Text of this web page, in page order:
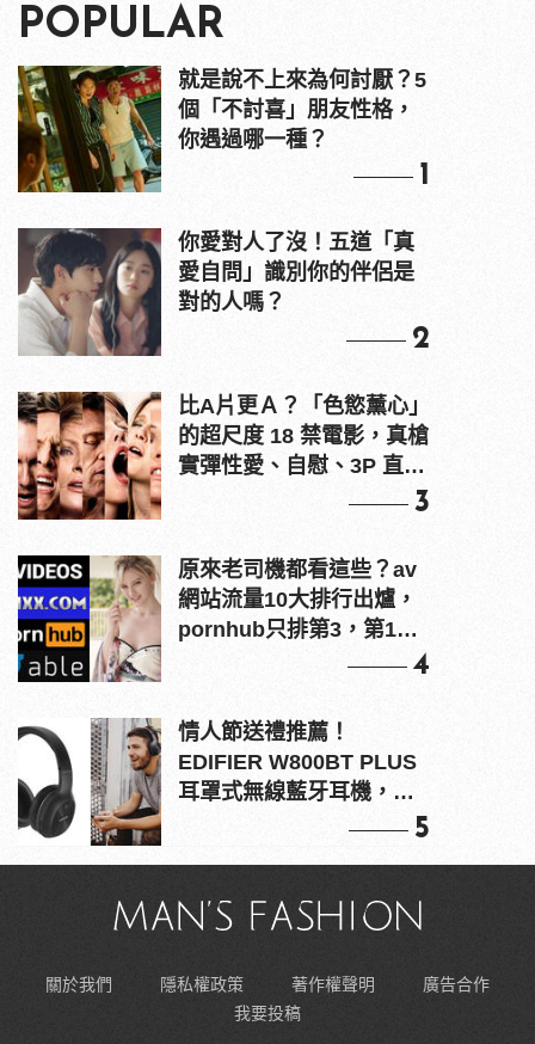
POPULAR
就是說不上來為何討厭？5
個「不討喜」朋友性格，
你遇過哪一種？
1
你愛對人了沒！五道「真
愛自問」識別你的伴侶是
對的人嗎？
2
比A片更Ａ？「色慾薰心」
的超尺度 18 禁電影，真槍
實彈性愛、自慰、3P 直接
3
原來老司機都看這些？av
網站流量10大排行出爐，
pornhub只排第3，第1名
4
情人節送禮推薦！
EDIFIER W800BT PLUS
耳罩式無線藍牙耳機，在
5
關於我們 隱私權政策 著作權聲明
廣告合作
我要投稿